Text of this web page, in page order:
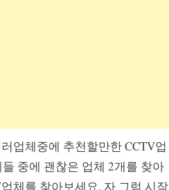
업체중에 추천할만한 CCTV업
중에 괜찮은 업체 2개를 찾아
체를 찾아보세요. 자 그럼 시작